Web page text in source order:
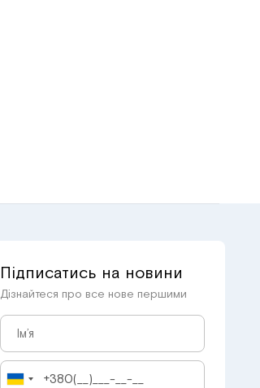
Підписатись на новини
Дізнайтеся про все нове першими